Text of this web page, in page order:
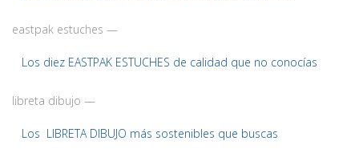
eastpak estuches —
Los diez EASTPAK ESTUCHES de calidad que no conocías
libreta dibujo —
Los LIBRETA DIBUJO más sostenibles que buscas